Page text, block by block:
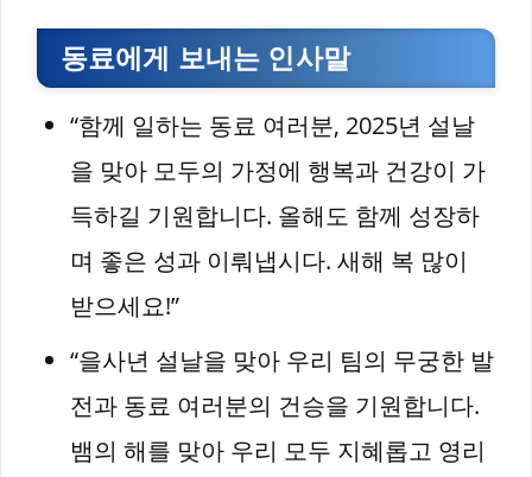
동료에게 보내는 인사말
“함께 일하는 동료 여러분, 2025년 설날
을 맞아 모두의 가정에 행복과 건강이 가
득하길 기원합니다. 올해도 함께 성장하
며 좋은 성과 이뤄냅시다. 새해 복 많이
받으세요!”
“을사년 설날을 맞아 우리 팀의 무궁한 발
전과 동료 여러분의 건승을 기원합니다.
뱀의 해를 맞아 우리 모두 지혜롭고 영리